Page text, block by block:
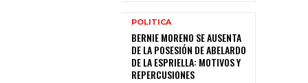
POLITICA
BERNIE MORENO SE AUSENTA
DE LA POSESIÓN DE ABELARDO
DE LA ESPRIELLA: MOTIVOS Y
REPERCUSIONES